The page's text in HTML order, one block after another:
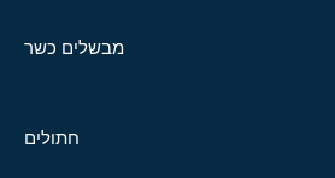
מבשלים כשר
חתולים